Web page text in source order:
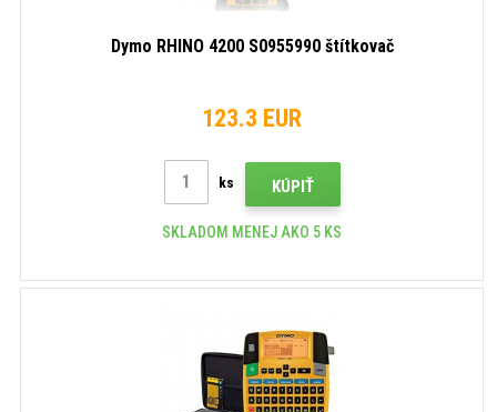
Dymo RHINO 4200 S0955990 štítkovač
123.3 EUR
ks KÚPIŤ
SKLADOM MENEJ AKO 5 KS